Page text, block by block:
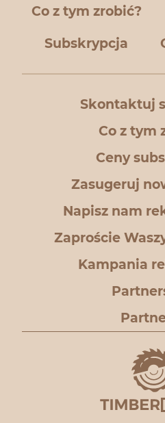
Co z tym zrobić?
Subskrypcja
Skontaktuj
Co z tym
Ceny
Zasugeruj
Napisz nam
Zaproście
Kampania